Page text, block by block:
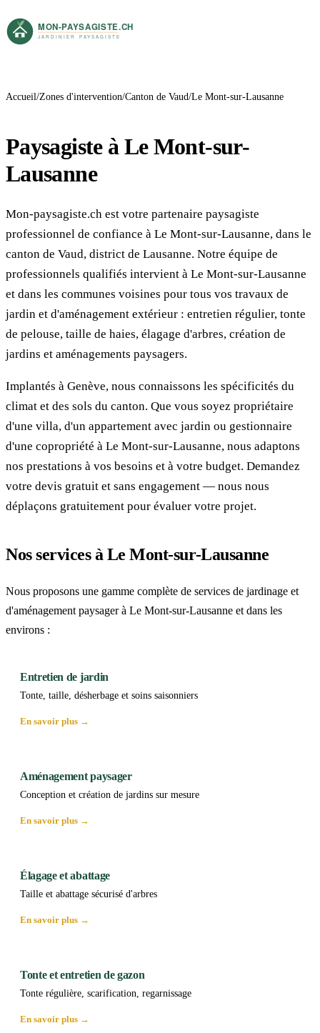
Accueil Zones d'intervention Canton de Vaud Le Mont-sur-Lausanne
Paysagiste à Le Mont-sur-
Lausanne
Mon-paysagiste.ch est votre partenaire paysagiste
professionnel de confiance à Le Mont-sur-Lausanne, dans le
canton de Vaud, district de Lausanne. Notre équipe de
professionnels qualifiés intervient à Le Mont-sur-Lausanne
et dans les communes voisines pour tous vos travaux de
jardin et d'aménagement extérieur : entretien régulier, tonte
de pelouse, taille de haies, élagage d'arbres, création de
jardins et aménagements paysagers.
Implantés à Genève, nous connaissons les spécificités du
climat et des sols du canton. Que vous soyez propriétaire
d'une villa, d'un appartement avec jardin ou gestionnaire
d'une copropriété à Le Mont-sur-Lausanne, nous adaptons
nos prestations à vos besoins et à votre budget. Demandez
votre devis gratuit et sans engagement — nous nous
déplaçons gratuitement pour évaluer votre projet.
Nos services à Le Mont-sur-Lausanne
Nous proposons une gamme complète de services de jardinage et
d'aménagement paysager à Le Mont-sur-Lausanne et dans les
environs :
Entretien de jardin
Tonte, taille, désherbage et soins saisonniers
En savoir plus →
Aménagement paysager
Conception et création de jardins sur mesure
En savoir plus →
Élagage et abattage
Taille et abattage sécurisé d'arbres
En savoir plus →
Tonte et entretien de gazon
Tonte régulière, scarification, regarnissage
En savoir plus →